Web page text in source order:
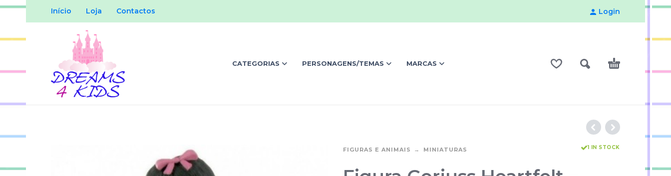
Início Loja Contactos Login
CATEGORIAS PERSONAGENS/TEMAS MARCAS
FIGURAS E ANIMAIS MINIATURAS 1 IN STOCK